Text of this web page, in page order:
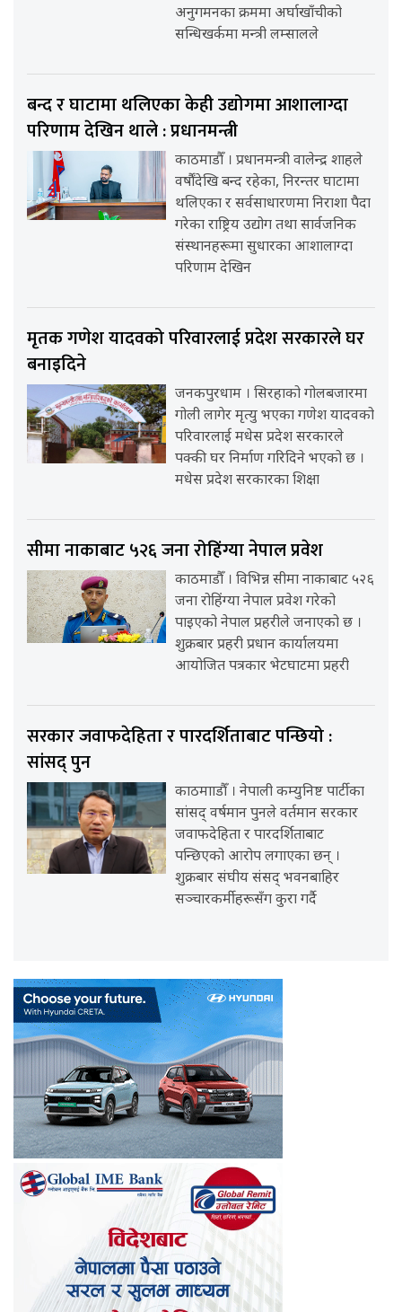
अनुगमनका क्रममा अर्घाखाँचीको
सन्धिखर्कमा मन्त्री लम्सालले
बन्द र घाटामा थलिएका केही उद्योगमा आशालाग्दा
परिणाम देखिन थाले : प्रधानमन्त्री
काठमाडौँ । प्रधानमन्त्री वालेन्द्र शाहले
वर्षौंदेखि बन्द रहेका, निरन्तर घाटामा
थलिएका र सर्वसाधारणमा निराशा पैदा
गरेका राष्ट्रिय उद्योग तथा सार्वजनिक
संस्थानहरूमा सुधारका आशालाग्दा
परिणाम देखिन
मृतक गणेश यादवको परिवारलाई प्रदेश सरकारले घर
बनाइदिने
जनकपुरधाम । सिरहाको गोलबजारमा
गोली लागेर मृत्यु भएका गणेश यादवको
परिवारलाई मधेस प्रदेश सरकारले
पक्की घर निर्माण गरिदिने भएको छ ।
मधेस प्रदेश सरकारका शिक्षा
सीमा नाकाबाट ५२६ जना रोहिंग्या नेपाल प्रवेश
काठमाडौँ । विभिन्न सीमा नाकाबाट ५२६
जना रोहिंग्या नेपाल प्रवेश गरेको
पाइएको नेपाल प्रहरीले जनाएको छ ।
शुक्रबार प्रहरी प्रधान कार्यालयमा
आयोजित पत्रकार भेटघाटमा प्रहरी
सरकार जवाफदेहिता र पारदर्शिताबाट पन्छियो :
सांसद् पुन
काठमााडौँ । नेपाली कम्युनिष्ट पार्टीका
सांसद् वर्षमान पुनले वर्तमान सरकार
जवाफदेहिता र पारदर्शिताबाट
पन्छिएको आरोप लगाएका छन् ।
शुक्रबार संघीय संसद् भवनबाहिर
सञ्चारकर्मीहरूसँग कुरा गर्दै